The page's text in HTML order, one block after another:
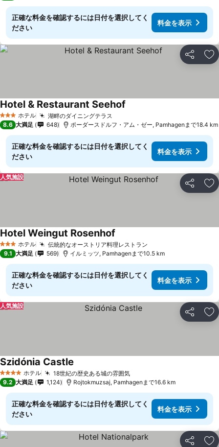
正確な料金を確認するには日付を選択してく
ださい
料金を表示
シェア お
3 ホテルのランク
ホテル 湖畔のダイニングテラス
Hotel & Restaurant Seehof
8.6 大満足 648 ポーダースドルフ・アム・ゼー, Pamhagenまで18.4 km
正確な料金を確認するには日付を選択してく
ださい
料金を表示
シェア お
人気施設
3 ホテルのランク
ホテル 伝統的なオーストリア料理レストラン
Hotel Weingut Rosenhof
9.1 大満足 569 イルミッツ, Pamhagenまで10.5 km
正確な料金を確認するには日付を選択してく
ださい
料金を表示
シェア お
人気施設
4 ホテルのランク
ホテル 18世紀の歴史ある城の雰囲気料金を表示
Szidónia Castle
9.2 大満足 1,124 Rojtokmuzsaj, Pamhagenまで16.6 km
正確な料金を確認するには日付を選択してく
ださい
料金を表示
シェア